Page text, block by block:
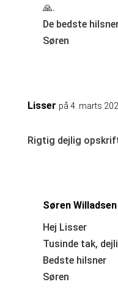
🙏.
De bedste
Søren
Lisser på 4. marts
Rigtig dejlig
Søren Willadsen
Hej Lisser
Tusinde tak,
Bedste hilsner
Søren